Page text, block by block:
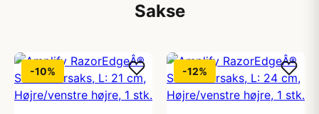
Sakse
-10% -12%